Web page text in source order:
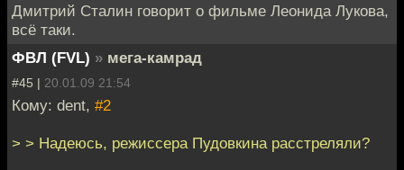
Дмитрий Сталин говорит о фильме Леонида Лукова,
всё таки.
ФВЛ (FVL) » мега-камрад
#45 | 20.01.09 21:54
Кому: dent, #2
> > Надеюсь, режиссера Пудовкина расстреляли?